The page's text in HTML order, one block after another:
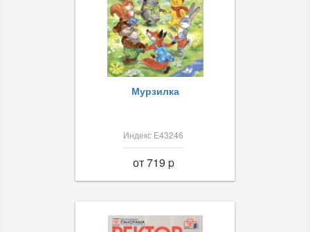
Мурзилка
Индекс Е43246
от 719 p